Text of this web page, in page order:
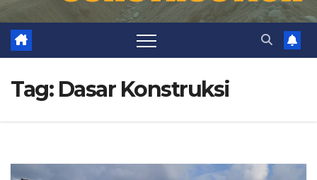
Tag: Dasar Konstruksi